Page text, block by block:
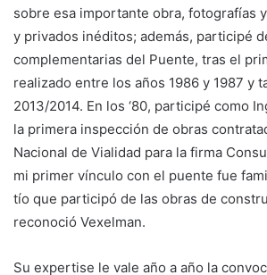
sobre esa importante obra, fotografías
y privados inéditos; además, participé
complementarias del Puente, tras el
realizado entre los años 1986 y 1987 y
2013/2014. En los ‘80, participé como
la primera inspección de obras
Nacional de Vialidad para la firma
mi primer vínculo con el puente fue
tío que participó de las obras de
reconoció Vexelman.
Su expertise le vale año a año la